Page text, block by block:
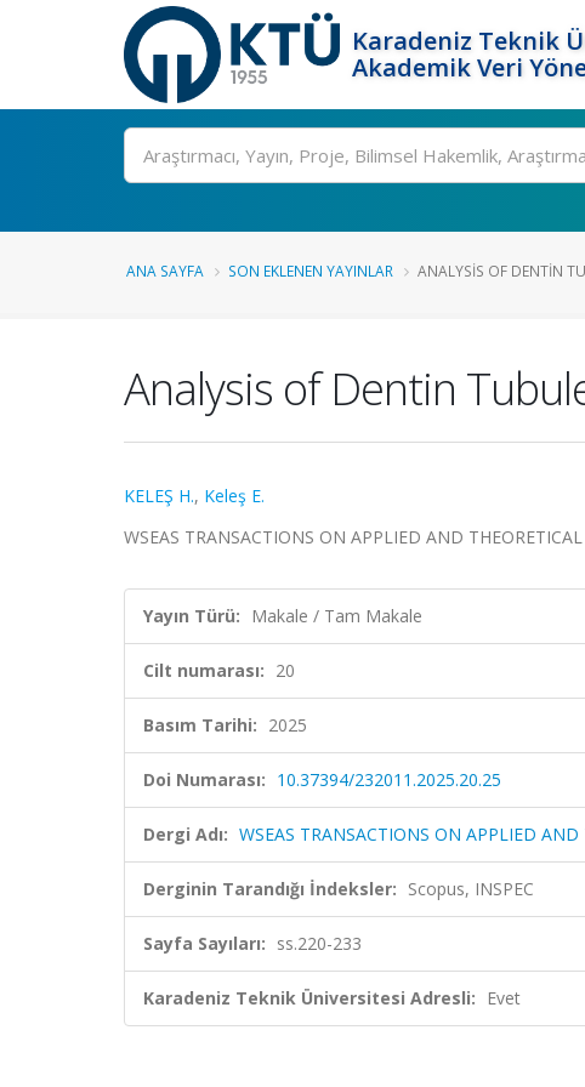
Karadeniz Teknik
Akademik Veri
Ara
ANA SAYFA SON EKLENEN YAYINLAR ANALYSIS OF DENTIN
Analysis of Dentin
KELEŞ H., Keleş E.
WSEAS TRANSACTIONS ON APPLIED AND
Yayın Türü: Makale / Tam Makale
Cilt numarası: 20
Basım Tarihi: 2025
Doi Numarası: 10.37394/232011.2025.20.25
Dergi Adı: WSEAS TRANSACTIONS ON APPLIED AND
Derginin Tarandığı İndeksler: Scopus, INSPEC
Sayfa Sayıları: ss.220-233
Karadeniz Teknik Üniversitesi Adresli: Evet